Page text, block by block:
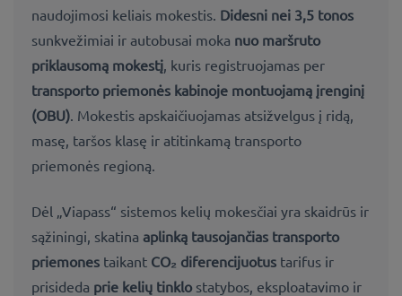
naudojimosi keliais mokestis. Didesni nei 3,5 tonos
sunkvežimiai ir autobusai moka nuo maršruto
priklausomą mokestį, kuris registruojamas per
transporto priemonės kabinoje montuojamą įrenginį
(OBU). Mokestis apskaičiuojamas atsižvelgus į ridą,
masę, taršos klasę ir atitinkamą transporto
priemonės regioną.
Dėl „Viapass“ sistemos kelių mokesčiai yra skaidrūs ir
sąžiningi, skatina aplinką tausojančias transporto
priemones taikant CO₂ diferencijuotus tarifus ir
prisideda prie kelių tinklo statybos, eksploatavimo ir